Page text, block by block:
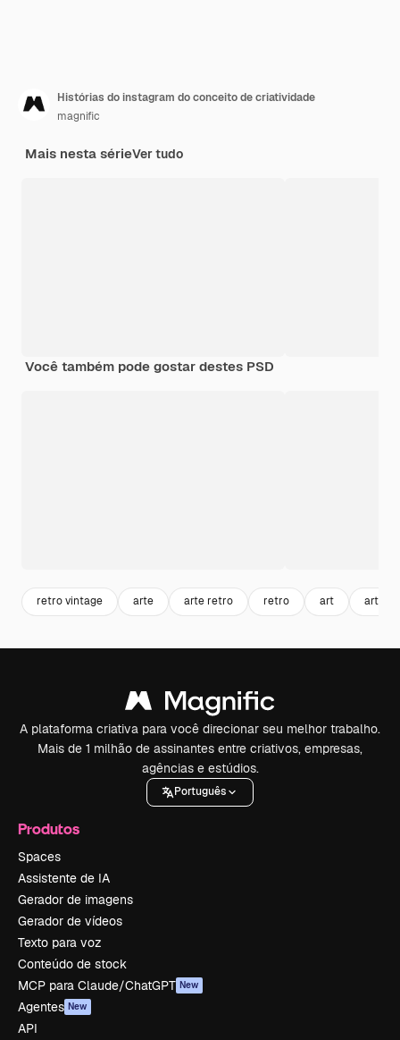
Histórias do instagram do conceito de criatividade
magnific
Mais nesta sérieVer tudo
Você também pode gostar destes PSD
retro vintage arte arte retro retro art artista
A plataforma criativa para você direcionar seu melhor trabalho.
Mais de 1 milhão de assinantes entre criativos, empresas,
agências e estúdios.
Português
Produtos
Spaces
Assistente de IA
Gerador de imagens
Gerador de vídeos
Texto para voz
Conteúdo de stock
MCP para Claude/ChatGPT New
Agentes New
API